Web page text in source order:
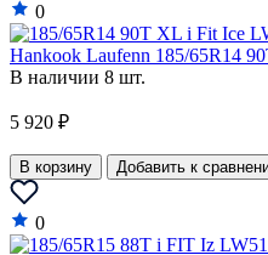
Ram
Ravon
Renault Samsung
Rolls-Royce
0
Hankook Laufenn 185/65R14
В наличии 8 шт.
5 920 ₽
В корзину Добавить к
0